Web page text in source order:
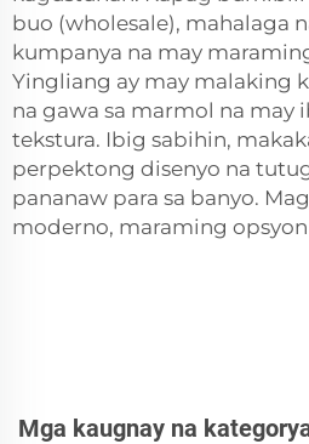
buo (wholesale), mahalaga
kumpanya na may
Yingliang ay may malaking
na gawa sa marmol na
tekstura. Ibig sabihin,
perpektong disenyo na
pananaw para sa banyo.
moderno, maraming
Mga kaugnay na